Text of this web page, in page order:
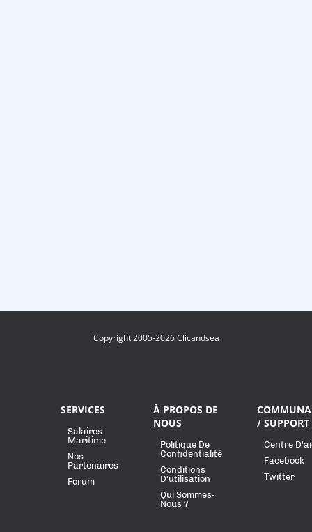
Copyright 2005-2026 Clicandsea
SERVICES
Salaires
Maritime
Nos
Partenaires
Forum
À PROPOS DE
NOUS
Politique De
Confidentialité
Conditions
D'utilisation
Qui Sommes-
Nous ?
/ SUPPORT
Centre
Facebook
Twitter